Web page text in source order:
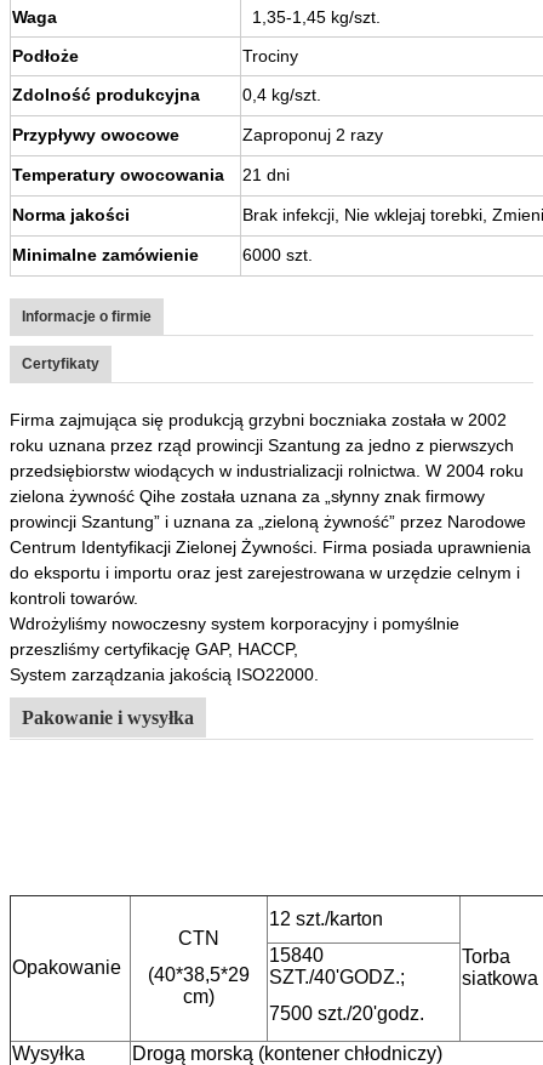
Waga
1,35-1,45 kg/szt.
Podłoże
Trociny
Zdolność produkcyjna
0,4 kg/szt.
Przypływy owocowe Zaproponuj 2 razy
Temperatury owocowania 21 dni
Norma jakości Brak infekcji, Nie wklejaj torebki,
Minimalne zamówienie 6000 szt.
Informacje o firmie
Certyfikaty
Firma zajmująca się produkcją grzybni boczniaka została w 2002
roku uznana przez rząd prowincji Szantung za jedno z pierwszych
przedsiębiorstw wiodących w industrializacji rolnictwa. W 2004 roku
zielona żywność Qihe została uznana za „słynny znak firmowy
prowincji Szantung” i uznana za „zieloną żywność” przez Narodowe
Centrum Identyfikacji Zielonej Żywności. Firma posiada uprawnienia
do eksportu i importu oraz jest zarejestrowana w urzędzie celnym i
kontroli towarów.
Wdrożyliśmy nowoczesny system korporacyjny i pomyślnie
przeszliśmy certyfikację GAP, HACCP,
System zarządzania jakością ISO22000.
Pakowanie i wysyłka
Opakowanie
CTN
(40*38,5*29
cm)
12 szt./karton
Torba
siatkowa
15840
SZT./40'GODZ.;
7500 szt./20'godz.
Wysyłka
Drogą morską (kontener chłodniczy)